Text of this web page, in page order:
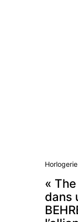
Horlogerie
«
dans